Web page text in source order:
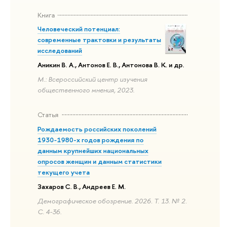
Книга
Человеческий потенциал:
современные трактовки и результаты
исследований
Аникин В. А., Антонов Е. В., Антонова В. К. и др.
М.: Всероссийский центр изучения
общественного мнения, 2023.
Статья
Рождаемость российских поколений
1930-1980-х годов рождения по
данным крупнейших национальных
опросов женщин и данным статистики
текущего учета
Захаров С. В., Андреев Е. М.
Демографическое обозрение. 2026. Т. 13. № 2.
С. 4-36.